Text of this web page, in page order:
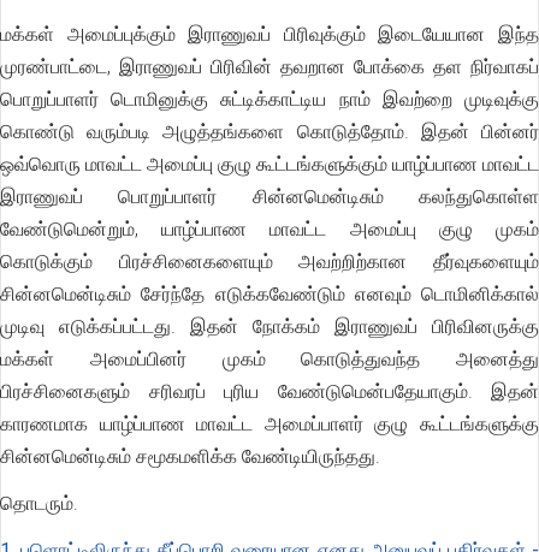
மக்கள் அமைப்புக்கும் இராணுவப் பிரிவுக்கும் இடையேயான இந்த
முரண்பாட்டை, இராணுவப் பிரிவின் தவறான போக்கை தள நிர்வாகப்
பொறுப்பாளர் டொமினுக்கு சுட்டிக்காட்டிய நாம் இவற்றை முடிவுக்கு
கொண்டு வரும்படி அழுத்தங்களை கொடுத்தோம். இதன் பின்னர்
ஒவ்வொரு மாவட்ட அமைப்பு குழு கூட்டங்களுக்கும் யாழ்ப்பாண மாவட்ட
இராணுவப் பொறுப்பாளர் சின்னமென்டிசும் கலந்துகொள்ள
வேண்டுமென்றும், யாழ்ப்பாண மாவட்ட அமைப்பு குழு முகம்
கொடுக்கும் பிரச்சினைகளையும் அவற்றிற்கான தீர்வுகளையும்
சின்னமென்டிசும் சேர்ந்தே எடுக்கவேண்டும் எனவும் டொமினிக்கால்
முடிவு எடுக்கப்பட்டது. இதன் நோக்கம் இராணுவப் பிரிவினருக்கு
மக்கள் அமைப்பினர் முகம் கொடுத்துவந்த அனைத்து
பிரச்சினைகளும் சரிவரப் புரிய வேண்டுமென்பதேயாகும். இதன்
காரணமாக யாழ்ப்பாண மாவட்ட அமைப்பாளர் குழு கூட்டங்களுக்கு
சின்னமென்டிசும் சமூகமளிக்க வேண்டியிருந்தது.
தொடரும்.